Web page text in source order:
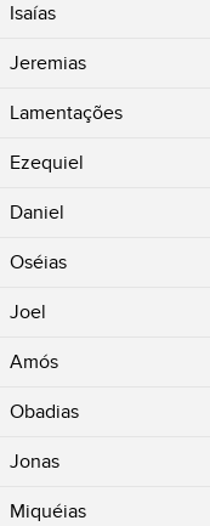
Isaías
Jeremias
Lamentações
Ezequiel
Daniel
Oséias
Joel
Amós
Obadias
Jonas
Miquéias